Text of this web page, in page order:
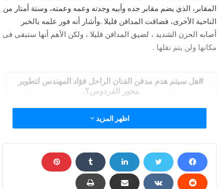
المقابر، الذي يضم مقابر جده وأبيه وجدته وعمه وعمته، وستة أمتار من
الناحية الأخرى، فضاقت المدافن قليلا .وأشار أنه فور علمه بالخبر
أصابه الحزن الشديد ، لضيق المدافن قليلا ، ولكن الأهم أنها ستبقى فى
مكانها ولن يتم نقلها .
هل سيتم هدم مدفن الفنان الراحل فؤاد المهندس لتطوير
محور الفردوس؟.
اظهر المزيد